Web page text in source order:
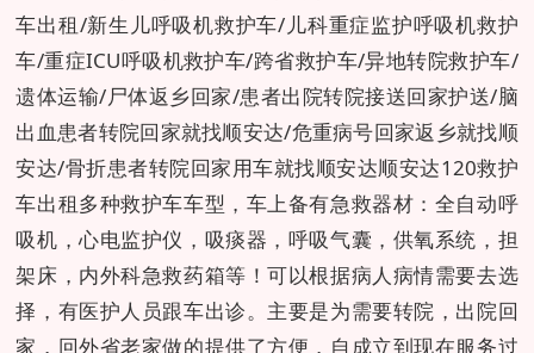
车出租/新生儿呼吸机救护车/儿科重症监护呼吸机救护
车/重症ICU呼吸机救护车/跨省救护车/异地转院救护车/
遗体运输/尸体返乡回家/患者出院转院接送回家护送/脑
出血患者转院回家就找顺安达/危重病号回家返乡就找顺
安达/骨折患者转院回家用车就找顺安达顺安达120救护
车出租多种救护车车型，车上备有急救器材：全自动呼
吸机，心电监护仪，吸痰器，呼吸气囊，供氧系统，担
架床，内外科急救药箱等！可以根据病人病情需要去选
择，有医护人员跟车出诊。主要是为需要转院，出院回
家，回外省老家做的提供了方便，自成立到现在服务过